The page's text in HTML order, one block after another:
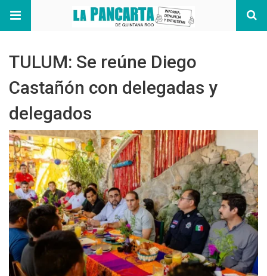
TULUM: Se reúne Diego
Castañón con delegadas y
delegados